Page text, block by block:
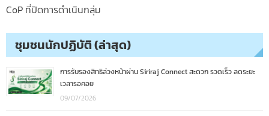
CoP ที่ปิดการดำเนินกลุ่ม
ชุมชนนักปฏิบัติ (ล่าสุด)
การรับรองสิทธิล่วงหน้าผ่าน Siriraj Connect สะดวก รวดเร็ว ลดระยะ
เวลารอคอย
09/07/2026